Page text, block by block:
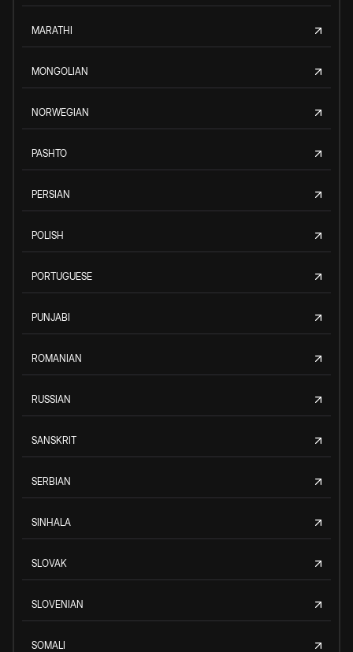
MARATHI
MONGOLIAN
NORWEGIAN
PASHTO
PERSIAN
POLISH
PORTUGUESE
PUNJABI
ROMANIAN
RUSSIAN
SANSKRIT
SERBIAN
SINHALA
SLOVAK
SLOVENIAN
SOMALI